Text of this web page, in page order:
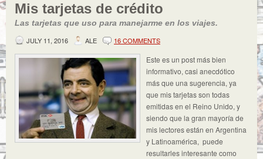
Mis tarjetas de crédito
Las tarjetas que uso para manejarme en los viajes.
JULY 11, 2016
ALE 16 COMMENTS
Este es un post más bien
informativo, casi anecdótico
más que una sugerencia, ya
que mis tarjetas son todas
emitidas en el Reino Unido, y
siendo que la gran mayoría de
mis lectores están en Argentina
y Latinoamérica, puede
resultarles interesante como